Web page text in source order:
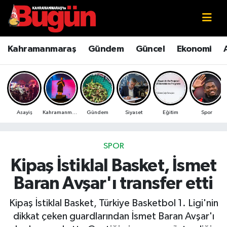
Kahramanmaraş Gündem Güncel Ekonomi
Asayiş Gündem Siyaset Eğitim Spor
SPOR
Kipaş İstiklal Basket, İsmet
Baran Avşar'ı transfer etti
Kipaş İstiklal Basket, Türkiye Basketbol 1. Ligi'nin
dikkat çeken guardlarından İsmet Baran Avşar'ı
Kahramanmaraş
Kahramanmaraş Sokak Röportajları
Bilim ve Teknoloji
Çevre
Ekonomi
Güncel
Kahramanmaraş Nöbetçi Eczaneler
Kahramanmaraş Hava Durumu
Kahramanmaraş Namaz Vakitleri
Kahramanmaraş Trafik Yoğunluk Haritası
Süper Lig Puan Durumu ve Fikstür
Tüm Manşetler
Son Dakika Haberleri
Haber Arşivi